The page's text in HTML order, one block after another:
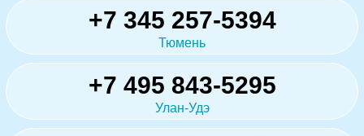
+7 345 257-5394
Тюмень
+7 495 843-5295
Улан-Удэ